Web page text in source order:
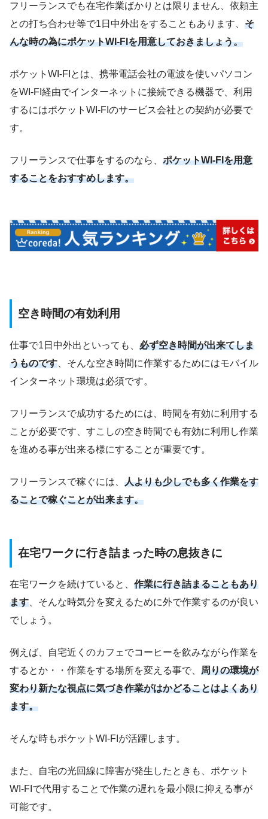
フリーランスでも在宅作業ばかりとは限りません、依頼主
との打ち合わせ等で1日中外出をすることもあります、 そ
んな時の為にポケットWI-FIを用意しておきましょう。
ポケットWI-FIとは、携帯電話会社の電波を使いパソコン
をWI-FI経由でインターネットに接続できる機器で、利用
するにはポケットWI-FIのサービス会社との契約が必要で
す。
フリーランスで仕事をするのなら、 ポケットWI-FIを用意
することをおすすめします。
空き時間の有効利用
仕事で1日中外出といっても、 必ず空き時間が出来てしま
うものです 、そんな空き時間に作業するためにはモバイル
インターネット環境は必須です。
フリーランスで成功するためには、時間を有効に利用する
ことが必要です、すこしの空き時間でも有効に利用し作業
を進める事が出来る様にすることが重要です。
フリーランスで稼ぐには、 人よりも少しでも多く作業をす
ることで稼ぐことが出来ます。
在宅ワークに行き詰まった時の息抜きに
在宅ワークを続けていると、 作業に行き詰まることもあり
ます 、そんな時気分を変えるために外で作業するのが良い
でしょう。
例えば、自宅近くのカフェでコーヒーを飲みながら作業を
するとか・・作業をする場所を変える事で、 周りの環境が
変わり新たな視点に気づき作業がはかどることはよくあり
ます。
そんな時もポケットWI-FIが活躍します。
また、自宅の光回線に障害が発生したときも、ポケット
WI-FIで代用することで作業の遅れを最小限に抑える事が
可能です。